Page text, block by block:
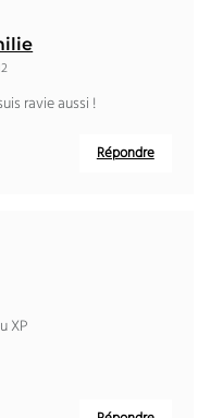
ravie aussi !
Répondre
XP